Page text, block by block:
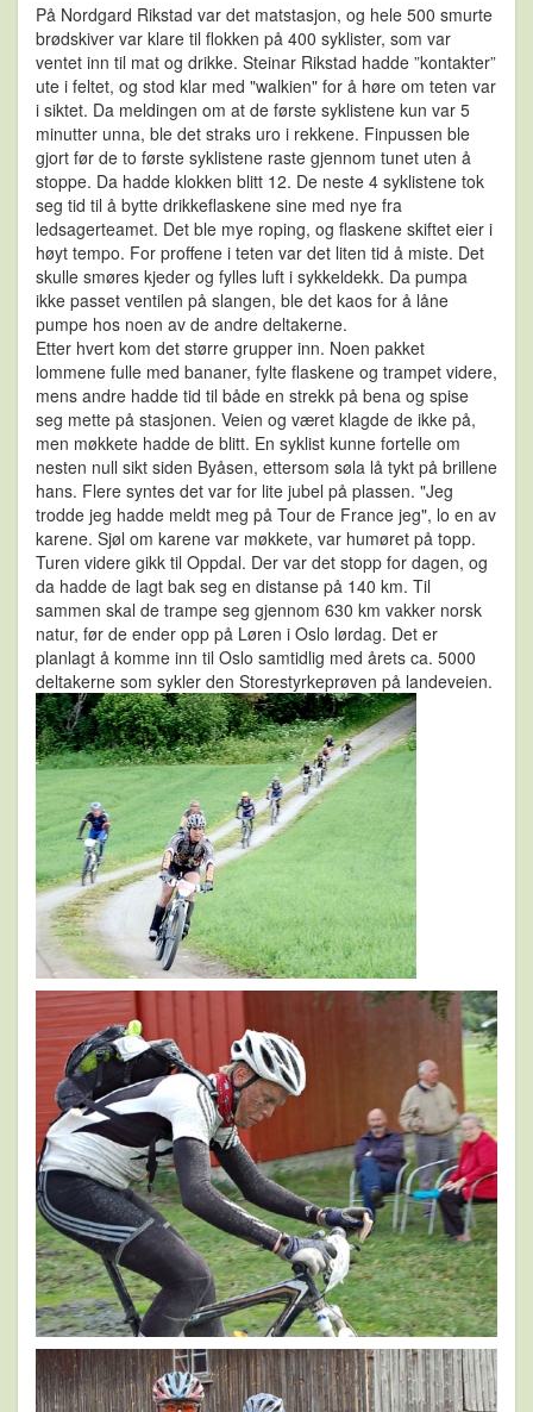
På Nordgard Rikstad var det matstasjon, og hele 500 smurte
brødskiver var klare til flokken på 400 syklister, som var
ventet inn til mat og drikke. Steinar Rikstad hadde ”kontakter”
ute i feltet, og stod klar med "walkien" for å høre om teten var
i siktet. Da meldingen om at de første syklistene kun var 5
minutter unna, ble det straks uro i rekkene. Finpussen ble
gjort før de to første syklistene raste gjennom tunet uten å
stoppe. Da hadde klokken blitt 12. De neste 4 syklistene tok
seg tid til å bytte drikkeflaskene sine med nye fra
ledsagerteamet. Det ble mye roping, og flaskene skiftet eier i
høyt tempo. For proffene i teten var det liten tid å miste. Det
skulle smøres kjeder og fylles luft i sykkeldekk. Da pumpa
ikke passet ventilen på slangen, ble det kaos for å låne
pumpe hos noen av de andre deltakerne.
Etter hvert kom det større grupper inn. Noen pakket
lommene fulle med bananer, fylte flaskene og trampet videre,
mens andre hadde tid til både en strekk på bena og spise
seg mette på stasjonen. Veien og været klagde de ikke på,
men møkkete hadde de blitt. En syklist kunne fortelle om
nesten null sikt siden Byåsen, ettersom søla lå tykt på brillene
hans. Flere syntes det var for lite jubel på plassen. "Jeg
trodde jeg hadde meldt meg på Tour de France jeg", lo en av
karene. Sjøl om karene var møkkete, var humøret på topp.
Turen videre gikk til Oppdal. Der var det stopp for dagen, og
da hadde de lagt bak seg en distanse på 140 km. Til
sammen skal de trampe seg gjennom 630 km vakker norsk
natur, før de ender opp på Løren i Oslo lørdag. Det er
planlagt å komme inn til Oslo samtidlig med årets ca. 5000
deltakerne som sykler den Storestyrkeprøven på landeveien.